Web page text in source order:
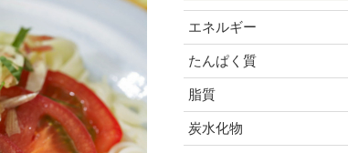
エネルギー
たんぱく質
脂質
炭水化物